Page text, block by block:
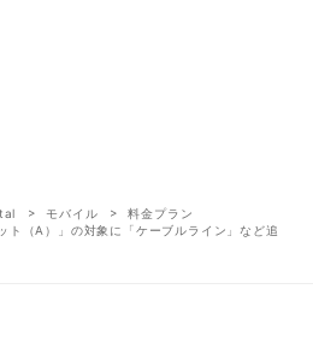
モバイル
料金プラン
ト（A）」の対象に「ケーブルライン」など追